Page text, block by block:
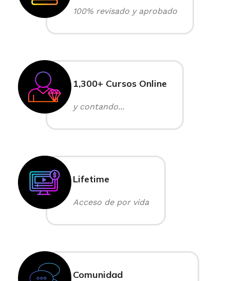
100% revisado y aprobado
1,300+ Cursos Online
y contando...
Lifetime
Acceso de por vida
Comunidad